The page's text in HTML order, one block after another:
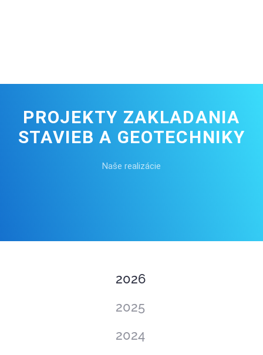
PROJEKTY ZAKLADANIA
STAVIEB A GEOTECHNIKY
Naše realizácie
2026
2025
2024